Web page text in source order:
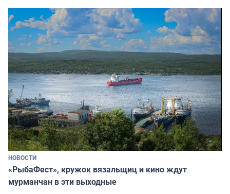
НОВОСТИ
«РыбаФест», кружок вязальщиц и кино ждут
мурманчан в эти выходные